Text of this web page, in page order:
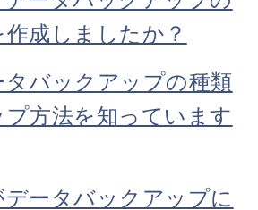
成しましたか？
バックアップの種類
方法を知っています
ータバックアップに